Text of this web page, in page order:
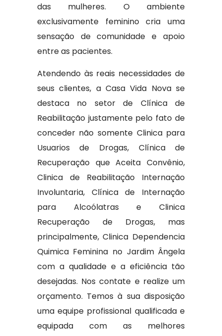
das mulheres. O ambiente
exclusivamente feminino cria uma
sensação de comunidade e apoio
entre as pacientes.
Atendendo às reais necessidades de
seus clientes, a Casa Vida Nova se
destaca no setor de Clínica de
Reabilitação justamente pelo fato de
conceder não somente Clinica para
Usuarios de Drogas, Clínica de
Recuperação que Aceita Convênio,
Clinica de Reabilitação Internação
Involuntaria, Clínica de Internação
para Alcoólatras e Clinica
Recuperação de Drogas, mas
principalmente, Clinica Dependencia
Quimica Feminina no Jardim Ângela
com a qualidade e a eficiência tão
desejadas. Nos contate e realize um
orçamento. Temos à sua disposição
uma equipe profissional qualificada e
equipada com as melhores